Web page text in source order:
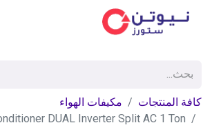
كافة المنتجات
مكيفات الهواء
DUAL Inverter Split AC 1 Ton